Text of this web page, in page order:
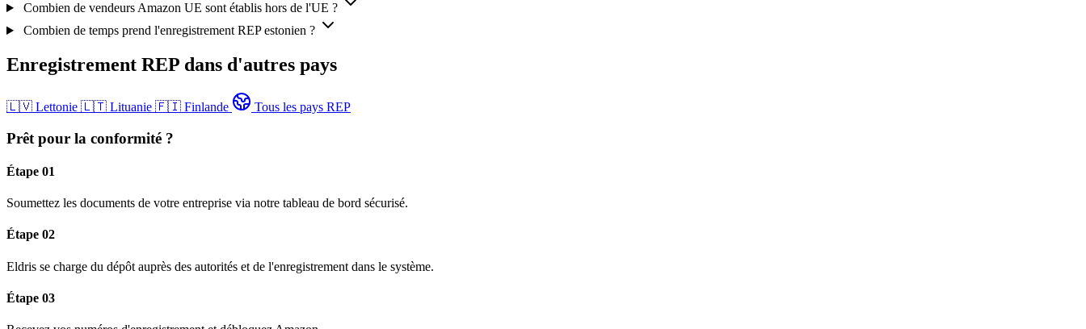
Combien de vendeurs Amazon UE sont établis hors de l'UE ?
Combien de temps prend l'enregistrement REP estonien ?
Enregistrement REP dans d'autres pays
🇱🇻 Lettonie 🇱🇹 Lituanie 🇫🇮 Finlande Tous les pays REP
Prêt pour la conformité ?
Étape 01
Soumettez les documents de votre entreprise via notre tableau de bord sécurisé.
Étape 02
Eldris se charge du dépôt auprès des autorités et de l'enregistrement dans le système.
Étape 03